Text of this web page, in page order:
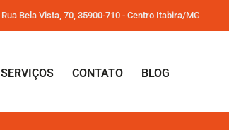
Rua Bela Vista, 70, 35900-710 - Centro Itabira/MG
SERVIÇOS CONTATO BLOG